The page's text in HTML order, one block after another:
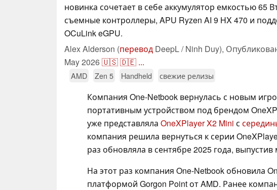
новинка сочетает в себе аккумулятор емкостью 65
съемные контроллеры, APU Ryzen AI 9 HX 470 и
OCuLink eGPU.
Alex Alderson (перевод DeepL / Ninh Duy),
May 2026🇺🇸🇩🇪 ...
AMD Zen 5 Handheld свежие релизы
Компания One-Netbook вернулась с новым
портативным устройством под брендом
уже представляла OneXPlayer X2 Mini с
компания решила вернуться к серии
раз обновляла в сентябре 2025 года, выпустив
На этот раз компания One-Netbook обновила
платформой Gorgon Point от AMD. Ранее